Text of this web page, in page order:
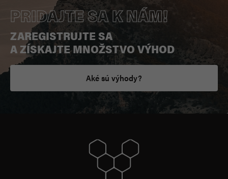
PRIDAJTE SA K NÁM!
ZAREGISTRUJTE SA
A ZÍSKAJTE MNOŽSTVO VÝHOD
Aké sú výhody?